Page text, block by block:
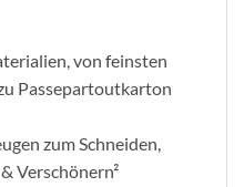
von feinsten
Passepartoutkarton
zum Schneiden,
Verschönern²